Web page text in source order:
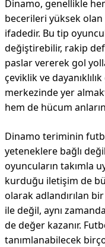
Dinamo, genellikle
becerileri yüksek
ifadedir. Bu tip
değiştirebilir, rakip
paslar vererek gol
çeviklik ve
merkezinde yer
hem de hücum
Dinamo teriminin
yeteneklere bağlı
oyuncuların takımla
kurduğu iletişim de
olarak adlandırılan
ile değil, aynı
de değer kazanır.
tanımlanabilecek